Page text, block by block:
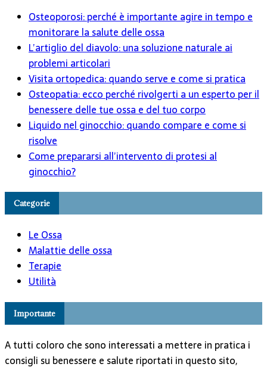
Osteoporosi: perché è importante agire in tempo e
monitorare la salute delle ossa
L’artiglio del diavolo: una soluzione naturale ai
problemi articolari
Visita ortopedica: quando serve e come si pratica
Osteopatia: ecco perché rivolgerti a un esperto per il
benessere delle tue ossa e del tuo corpo
Liquido nel ginocchio: quando compare e come si
risolve
Come prepararsi all’intervento di protesi al
ginocchio?
Categorie
Le Ossa
Malattie delle ossa
Terapie
Utilità
Importante
A tutti coloro che sono interessati a mettere in pratica i
consigli su benessere e salute riportati in questo sito,